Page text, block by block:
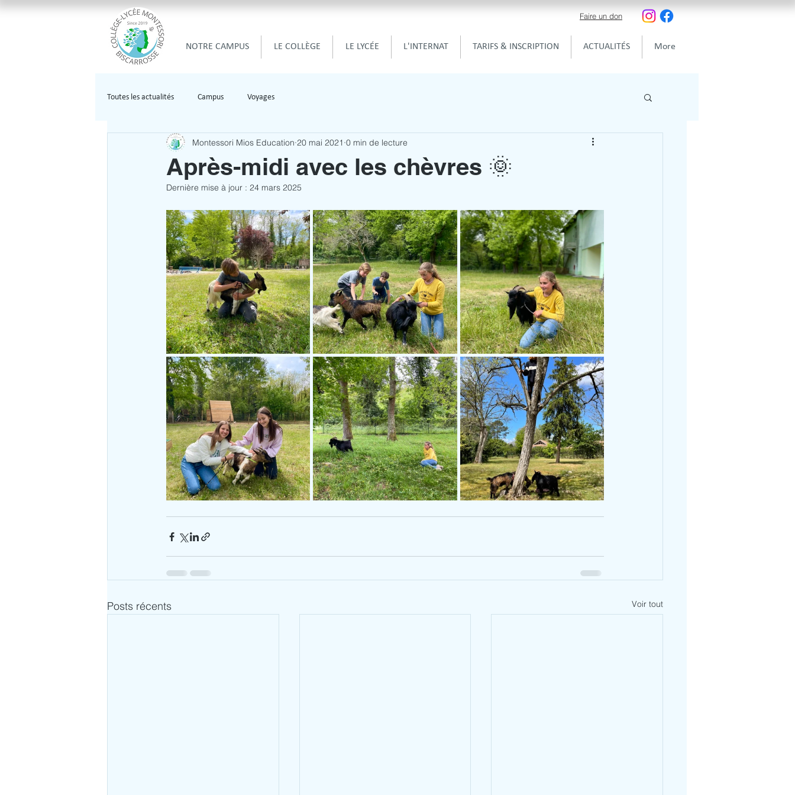
Faire un don
NOTRE CAMPUS LE COLLÈGE LE LYCÉE L'INTERNAT TARIFS & INSCRIPTION ACTUALITÉS More
Toutes les actualités Campus Voyages
Après-midi avec les chèvres 🌞
Montessori Mios Education 20 mai 2021 0 min de lecture
Dernière mise à jour : 24 mars 2025
Posts récents Voir tout